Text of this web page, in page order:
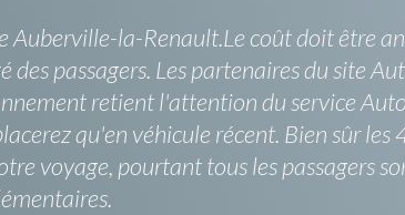
la-Renault.Le coût doit être
passagers. Les partenaires du site
retient l'attention du service
qu'en véhicule récent. Bien sûr
voyage, pourtant tous les passagers